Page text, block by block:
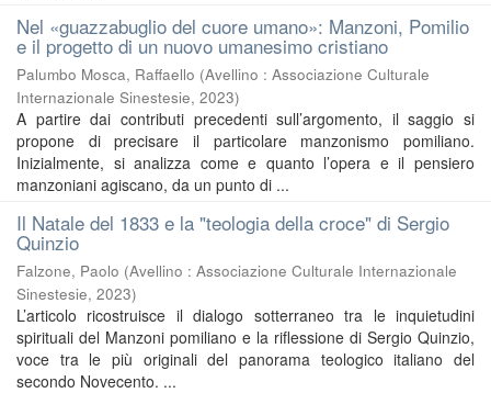
Nel «guazzabuglio del cuore umano»: Manzoni, Pomilio
e il progetto di un nuovo umanesimo cristiano
Palumbo Mosca, Raffaello (Avellino : Associazione Culturale
Internazionale Sinestesie, 2023)
A partire dai contributi precedenti sull’argomento, il saggio si
propone di precisare il particolare manzonismo pomiliano.
Inizialmente, si analizza come e quanto l’opera e il pensiero
manzoniani agiscano, da un punto di ...
Il Natale del 1833 e la "teologia della croce" di Sergio
Quinzio
Falzone, Paolo (Avellino : Associazione Culturale Internazionale
Sinestesie, 2023)
L’articolo ricostruisce il dialogo sotterraneo tra le inquietudini
spirituali del Manzoni pomiliano e la riflessione di Sergio Quinzio,
voce tra le più originali del panorama teologico italiano del
secondo Novecento. ...